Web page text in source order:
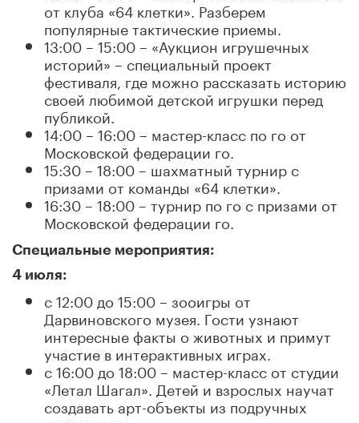
от клуба «64 клетки». Разберем
популярные тактические приемы.
13:00 – 15:00 – «Аукцион игрушечных
историй» – специальный проект
фестиваля, где можно рассказать историю
своей любимой детской игрушки перед
публикой.
14:00 – 16:00 – мастер-класс по го от
Московской федерации го.
15:30 – 18:00 – шахматный турнир с
призами от команды «64 клетки».
16:30 – 18:00 – турнир по го с призами от
Московской федерации го.
Специальные мероприятия:
4 июля:
с 12:00 до 15:00 – зооигры от
Дарвиновского музея. Гости узнают
интересные факты о животных и примут
участие в интерактивных играх.
с 16:00 до 18:00 – мастер-класс от студии
«Летал Шагал». Детей и взрослых научат
создавать арт-объекты из подручных